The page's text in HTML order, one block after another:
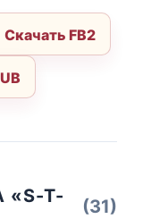
Скачать FB2
T-
(31)